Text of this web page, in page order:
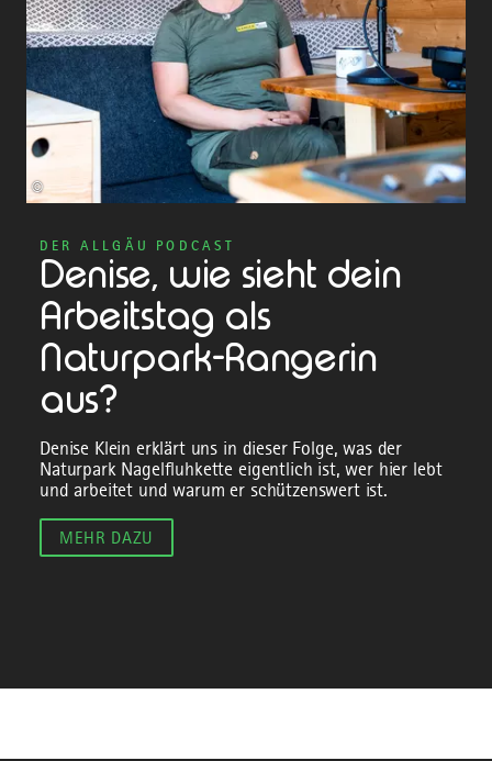
©
DER ALLGÄU PODCAST
Denise, wie sieht dein
Arbeitstag als
Naturpark-Rangerin
aus?
Denise Klein erklärt uns in dieser Folge, was der
Naturpark Nagelfluhkette eigentlich ist, wer hier lebt
und arbeitet und warum er schützenswert ist.
MEHR DAZU